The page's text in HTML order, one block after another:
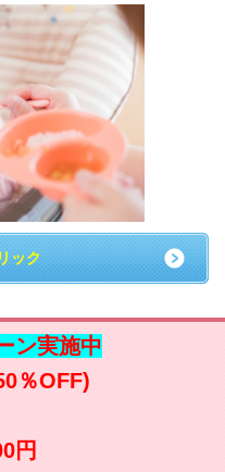
ック
ン実施中
％OFF)
円